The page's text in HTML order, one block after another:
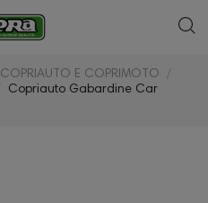
COPRIAUTO E COPRIMOTO
Copriauto Gabardine Car